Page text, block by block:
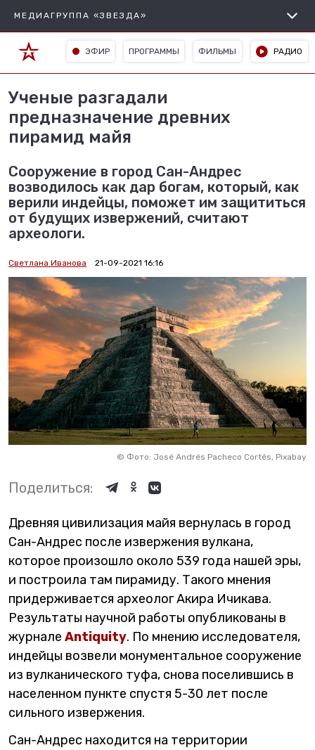
МЕДИАГРУППА «ЗВЕЗДА»
ЭФИР ПРОГРАММЫ ФИЛЬМЫ РАДИО
Ученые разгадали
предназначение древних
пирамид майя
Сооружение в город Сан-Андрес
возводилось как дар богам, который, как
верили индейцы, поможет им защититься
от будущих извержений, считают
археологи.
Светлана Иванова 21-09-2021 16:16
© Фото: José Andrés Pacheco Cortés, Pixabay
Поделиться:
Древняя цивилизация майя вернулась в город
Сан-Андрес после извержения вулкана,
которое произошло около 539 года нашей эры,
и построила там пирамиду. Такого мнения
придерживается археолог Акира Ичикава.
Результаты научной работы опубликованы в
журнале Antiquity. По мнению исследователя,
индейцы возвели монументальное сооружение
из вулканического туфа, снова поселившись в
населенном пункте спустя 5-30 лет после
сильного извержения.
Сан-Андрес находится на территории